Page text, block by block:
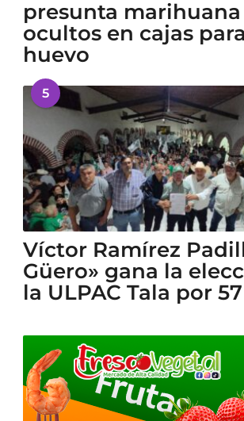
presunta marihuana
ocultos en cajas para
huevo
5
Víctor Ramírez
Güero» gana la
la ULPAC Tala por